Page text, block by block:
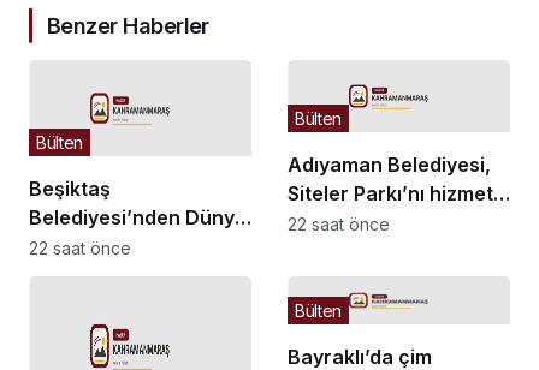
Benzer Haberler
Beşiktaş
Belediyesi’nden Dünya
Kediler Günü’ne özel
“Kedi Müzesi” etkinliği
Bülten
22 saat önce
Adıyaman Belediyesi,
Siteler Parkı’nı hizmete
açıyor
Bülten
22 saat önce
Bayraklı’da çim
Bülten